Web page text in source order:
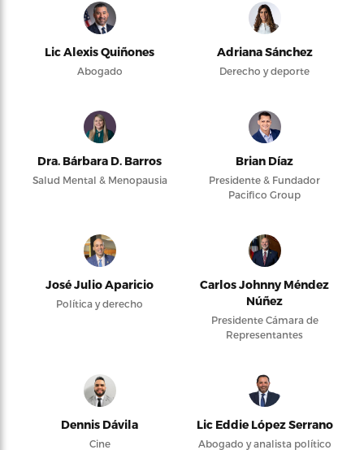
Lic Alexis Quiñones
Abogado
Adriana Sánchez
Derecho y deporte
Dra. Bárbara D. Barros
Salud Mental & Menopausia
Brian Díaz
Presidente & Fundador
Pacifico Group
José Julio Aparicio
Política y derecho
Carlos Johnny Méndez
Núñez
Presidente Cámara de
Representantes
Dennis Dávila
Cine
Lic Eddie López Serrano
Abogado y analista político